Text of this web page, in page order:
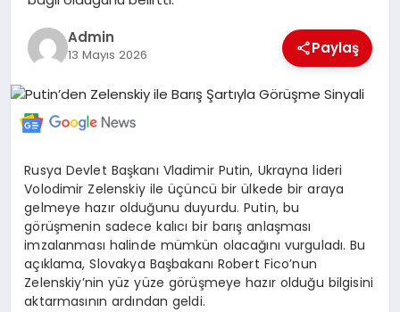
EKONOMI
MERSIN
EĞITIM
İLETIŞIM
Admin
13 Mayıs 2026 Paylaş
Rusya Devlet Başkanı Vladimir Putin, Ukrayna lideri
Volodimir Zelenskiy ile üçüncü bir ülkede bir araya
gelmeye hazır olduğunu duyurdu. Putin, bu
görüşmenin sadece kalıcı bir barış anlaşması
imzalanması halinde mümkün olacağını vurguladı. Bu
açıklama, Slovakya Başbakanı Robert Fico’nun
Zelenskiy’nin yüz yüze görüşmeye hazır olduğu bilgisini
aktarmasının ardından geldi.